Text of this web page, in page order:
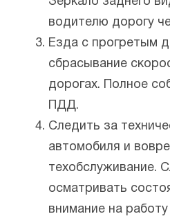
водителю дорогу
Езда с прогретым
сбрасывание
дорогах. Полное
ПДД.
Следить за
автомобиля и
техобслуживание.
осматривать
внимание на работу